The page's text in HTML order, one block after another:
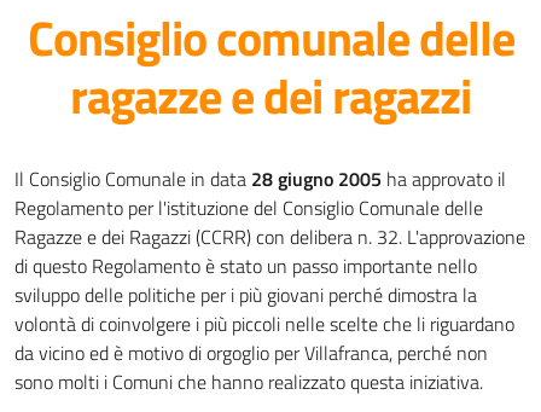
Consiglio comunale delle
ragazze e dei ragazzi
Il Consiglio Comunale in data 28 giugno 2005 ha approvato il
Regolamento per l'istituzione del Consiglio Comunale delle
Ragazze e dei Ragazzi (CCRR) con delibera n. 32. L'approvazione
di questo Regolamento è stato un passo importante nello
sviluppo delle politiche per i più giovani perché dimostra la
volontà di coinvolgere i più piccoli nelle scelte che li riguardano
da vicino ed è motivo di orgoglio per Villafranca, perché non
sono molti i Comuni che hanno realizzato questa iniziativa.